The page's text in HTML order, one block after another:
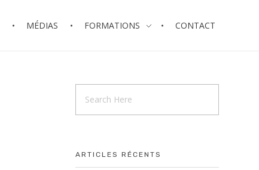
MÉDIAS FORMATIONS CONTACT
ARTICLES RÉCENTS